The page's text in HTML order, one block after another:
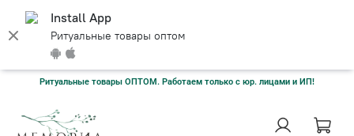
Install App
Ритуальные товары оптом
Ритуальные товары ОПТОМ. Работаем только с юр. лицами и ИП!